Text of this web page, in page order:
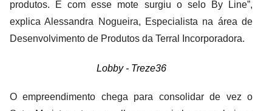
produtos. E com esse mote surgiu o selo By Line”,
explica Alessandra Nogueira, Especialista na área de
Desenvolvimento de Produtos da Terral Incorporadora.
Lobby - Treze36
O empreendimento chega para consolidar de vez o